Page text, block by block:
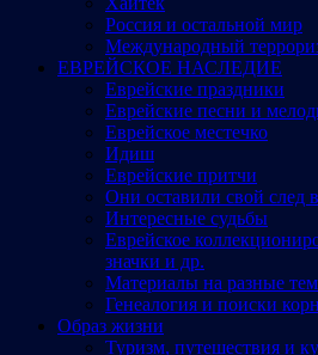
Россия и остальной мир
Международный
ЕВРЕЙСКОЕ НАСЛЕДИЕ
Еврейские праздники
Еврейские песни и
Еврейское местечко
Идиш
Еврейские притчи
Они оставили свой след
Интересные судьбы
Еврейское
значки и др.
Материалы на разные
Генеалогия и поиски
Образ жизни
Туризм, путешествия и